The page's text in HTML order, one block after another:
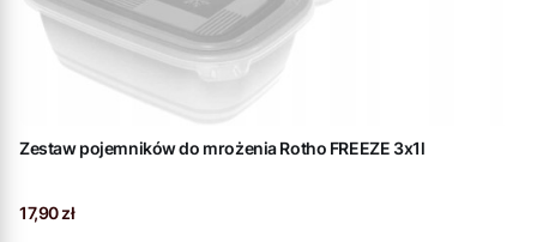
Zestaw pojemników do mrożenia Rotho FREEZE 3x1l
Cena
17,90 zł